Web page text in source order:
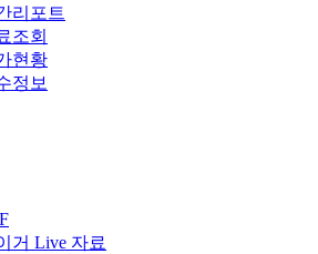
리포트
조회
현황
정보
거 Live 자료